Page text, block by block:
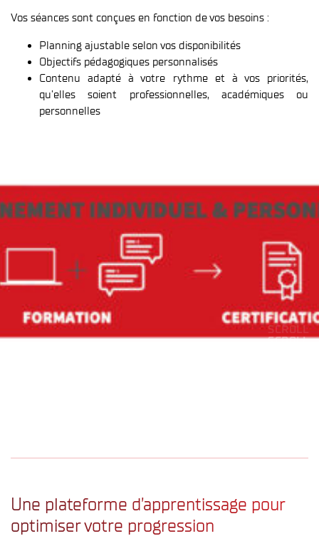
Vos séances sont conçues en fonction de vos besoins :
Planning ajustable selon vos disponibilités
Objectifs pédagogiques personnalisés
Contenu adapté à votre rythme et à vos priorités,
qu’elles soient professionnelles, académiques ou
personnelles
SCROLL
SCROLL
SCROLL
SCROLL
SCROLL
Une plateforme d’apprentissage pour
optimiser votre progression